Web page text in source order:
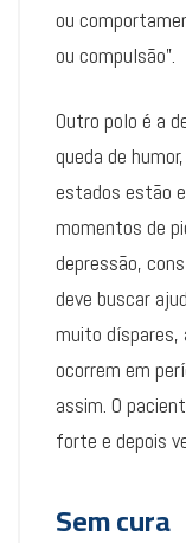
ou
ou compulsão”.
Outro polo é a
queda de
estados estão
momentos de
depressão,
deve buscar
muito díspares,
ocorrem em
assim. O
forte e depois
Sem cura